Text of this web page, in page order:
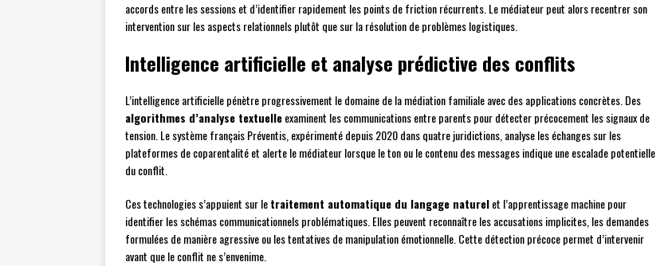
accords entre les sessions et d’identifier rapidement les points de friction récurrents. Le médiateur peut alors recentrer son
intervention sur les aspects relationnels plutôt que sur la résolution de problèmes logistiques.
Intelligence artificielle et analyse prédictive des conflits
L’intelligence artificielle pénètre progressivement le domaine de la médiation familiale avec des applications concrètes. Des
algorithmes d’analyse textuelleexaminent les communications entre parents pour détecter précocement les signaux de
tension. Le système français Préventis, expérimenté depuis 2020 dans quatre juridictions, analyse les échanges sur les
plateformes de coparentalité et alerte le médiateur lorsque le ton ou le contenu des messages indique une escalade potentielle
du conflit.
Ces technologies s’appuient sur letraitement automatique du langage naturelet l’apprentissage machine pour
identifier les schémas communicationnels problématiques. Elles peuvent reconnaître les accusations implicites, les demandes
formulées de manière agressive ou les tentatives de manipulation émotionnelle. Cette détection précoce permet d’intervenir
avant que le conflit ne s’envenime.